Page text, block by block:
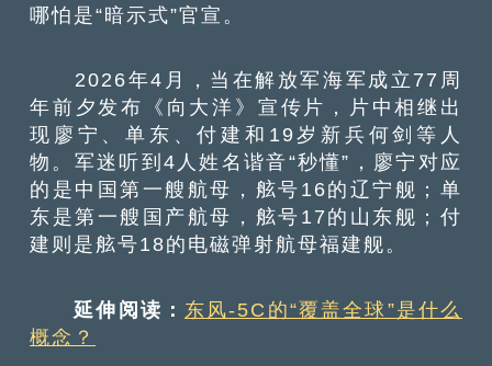
哪怕是“暗示式”官宣。
2026年4月，当在解放军海军成立77周
年前夕发布《向大洋》宣传片，片中相继出
现廖宁、单东、付建和19岁新兵何剑等人
物。军迷听到4人姓名谐音“秒懂”，廖宁对应
的是中国第一艘航母，舷号16的辽宁舰；单
东是第一艘国产航母，舷号17的山东舰；付
建则是舷号18的电磁弹射航母福建舰。
延伸阅读： 东风-5C的“覆盖全球”是什么
概念？